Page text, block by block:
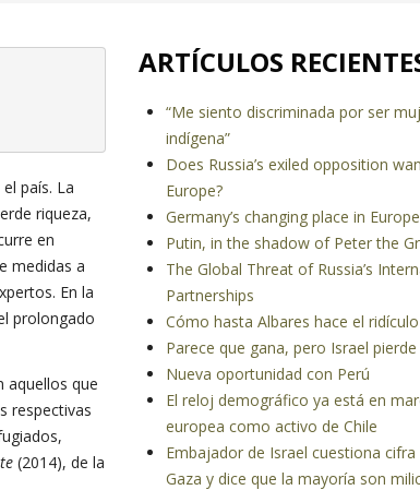
país. La
riqueza,
en
medidas a
En la
prolongado
aquellos que
respectivas
(2014), de la
ARTÍCULOS
“Me siento discriminada por ser
indígena”
Does Russia’s exiled opposition
Europe?
Germany’s changing place in Europe
Putin, in the shadow of Peter the
The Global Threat of Russia’s
Partnerships
Cómo hasta Albares hace el
Parece que gana, pero Israel pierde
Nueva oportunidad con Perú
El reloj demográfico ya está en
europea como activo de Chile
Embajador de Israel cuestiona
Gaza y dice que la mayoría son